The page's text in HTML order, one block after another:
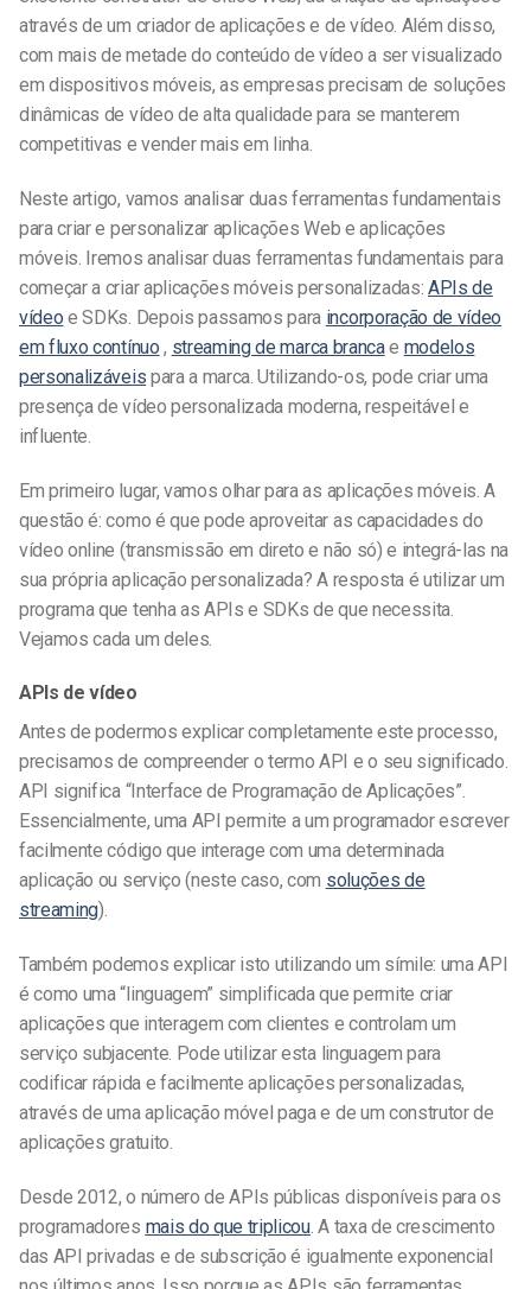
através de um criador de aplicações e de vídeo. Além disso,
com mais de metade do conteúdo de vídeo a ser visualizado
em dispositivos móveis, as empresas precisam de soluções
dinâmicas de vídeo de alta qualidade para se manterem
competitivas e vender mais em linha.
Neste artigo, vamos analisar duas ferramentas fundamentais
para criar e personalizar aplicações Web e aplicações
móveis. Iremos analisar duas ferramentas fundamentais para
começar a criar aplicações móveis personalizadas: APIs de
vídeo e SDKs. Depois passamos para incorporação de vídeo
em fluxo contínuo , streaming de marca brancae modelos
personalizáveis para a marca. Utilizando-os, pode criar uma
presença de vídeo personalizada moderna, respeitável e
influente.
Em primeiro lugar, vamos olhar para as aplicações móveis. A
questão é: como é que pode aproveitar as capacidades do
vídeo online (transmissão em direto e não só) e integrá-las na
sua própria aplicação personalizada? A resposta é utilizar um
programa que tenha as APIs e SDKs de que necessita.
Vejamos cada um deles.
APIs de vídeo
Antes de podermos explicar completamente este processo,
precisamos de compreender o termo API e o seu significado.
API significa “Interface de Programação de Aplicações”.
Essencialmente, uma API permite a um programador escrever
facilmente código que interage com uma determinada
aplicação ou serviço (neste caso, com soluções de
streaming).
Também podemos explicar isto utilizando um símile: uma API
é como uma “linguagem” simplificada que permite criar
aplicações que interagem com clientes e controlam um
serviço subjacente. Pode utilizar esta linguagem para
codificar rápida e facilmente aplicações personalizadas,
através de uma aplicação móvel paga e de um construtor de
aplicações gratuito.
Desde 2012, o número de APIs públicas disponíveis para os
programadores mais do que triplicou. A taxa de crescimento
das API privadas e de subscrição é igualmente exponencial